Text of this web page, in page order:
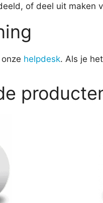
of deel uit maken
helpdesk. Als je